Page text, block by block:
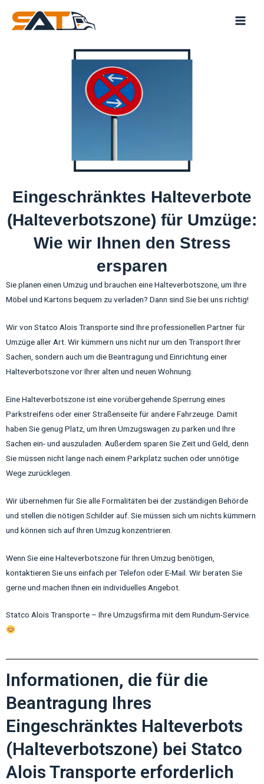
Eingeschränktes Halteverbote
(Halteverbotszone) für Umzüge:
Wie wir Ihnen den Stress
ersparen
Sie planen einen Umzug und brauchen eine Halteverbotszone, um Ihre
Möbel und Kartons bequem zu verladen? Dann sind Sie bei uns richtig!
Wir von Statco Alois Transporte sind Ihre professionellen Partner für
Umzüge aller Art. Wir kümmern uns nicht nur um den Transport Ihrer
Sachen, sondern auch um die Beantragung und Einrichtung einer
Halteverbotszone vor Ihrer alten und neuen Wohnung.
Eine Halteverbotszone ist eine vorübergehende Sperrung eines
Parkstreifens oder einer Straßenseite für andere Fahrzeuge. Damit
haben Sie genug Platz, um Ihren Umzugswagen zu parken und Ihre
Sachen ein- und auszuladen. Außerdem sparen Sie Zeit und Geld, denn
Sie müssen nicht lange nach einem Parkplatz suchen oder unnötige
Wege zurücklegen.
Wir übernehmen für Sie alle Formalitäten bei der zuständigen Behörde
und stellen die nötigen Schilder auf. Sie müssen sich um nichts kümmern
und können sich auf Ihren Umzug konzentrieren.
Wenn Sie eine Halteverbotszone für Ihren Umzug benötigen,
kontaktieren Sie uns einfach per Telefon oder E-Mail. Wir beraten Sie
gerne und machen Ihnen ein individuelles Angebot.
Statco Alois Transporte – Ihre Umzugsfirma mit dem Rundum-Service.
Informationen, die für die
Beantragung Ihres
Eingeschränktes Halteverbots
(Halteverbotszone) bei Statco
Alois Transporte erforderlich